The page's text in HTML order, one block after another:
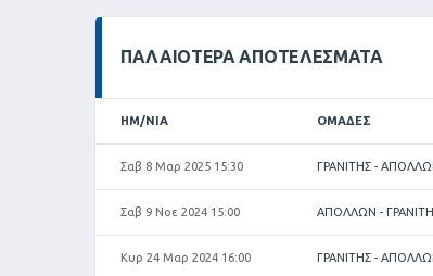
ΠΑΛΑΙΌΤΕΡΑ ΑΠΟΤΕΛΈΣΜΑΤΑ
ΗΜ/ΝΊΑ ΟΜΆΔΕΣ
Σαβ 8 Μαρ 2025 15:30 ΓΡΑΝΙΤΗΣ -
Σαβ 9 Νοε 2024 15:00 ΑΠΟΛΛΩΝ -
Κυρ 24 Μαρ 2024 16:00 ΓΡΑΝΙΤΗΣ -